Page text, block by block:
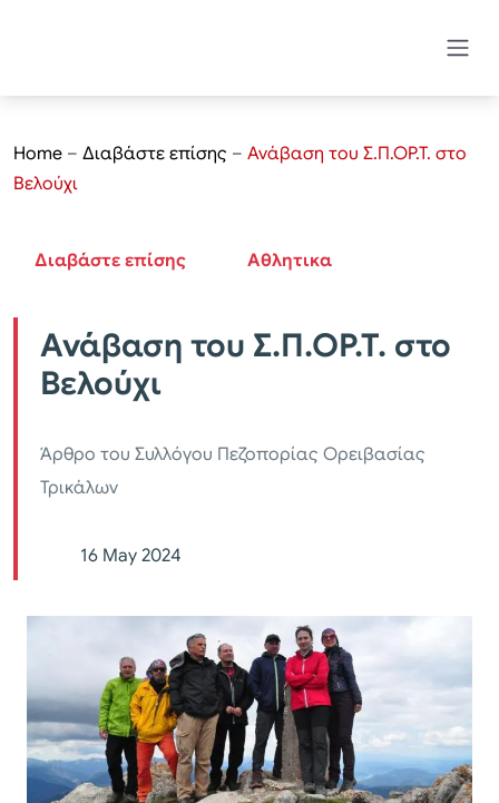
Home – Διαβάστε επίσης – Ανάβαση του Σ.Π.ΟΡ.Τ. στο
Βελούχι
Διαβάστε επίσης Αθλητικα
Ανάβαση του Σ.Π.ΟΡ.Τ. στο
Βελούχι
Άρθρο του Συλλόγου Πεζοπορίας Ορειβασίας
Τρικάλων
16 May 2024